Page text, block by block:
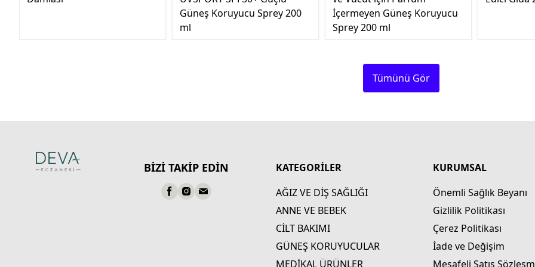
Güneş Koruyucu Sprey 200
ml
İçermeyen Güneş Koruyucu
Sprey 200 ml
Tümünü Gör
BİZİ TAKİP EDİN
KATEGORİLER
AĞIZ VE DİŞ SAĞLIĞI
ANNE VE BEBEK
CİLT BAKIMI
GÜNEŞ KORUYUCULAR
MEDİKAL ÜRÜNLER
KURUMSAL
Önemli Sağlık Beyanı
Gizlilik Politikası
Çerez Politikası
İade ve Değişim
Mesafeli Satış